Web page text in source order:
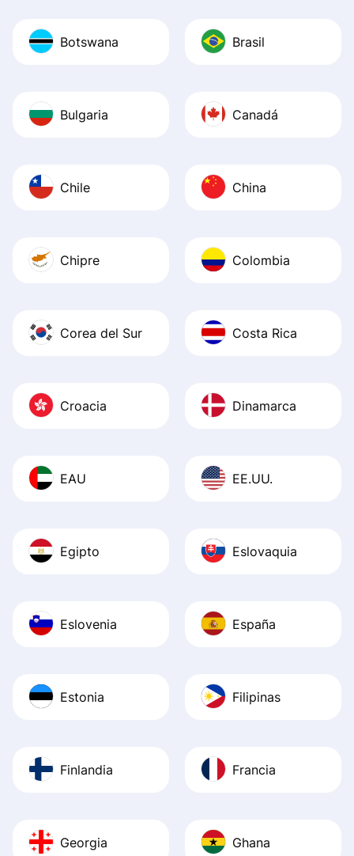
Botswana Brasil
Bulgaria Canadá
Chile China
Chipre Colombia
Corea del Sur Costa Rica
Croacia Dinamarca
EAU EE.UU.
Egipto Eslovaquia
Eslovenia España
Estonia Filipinas
Finlandia Francia
Georgia Ghana